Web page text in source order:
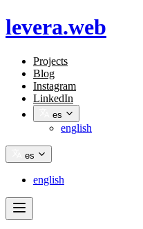
levera.web
Projects
Blog
Instagram
LinkedIn
es
english
es
english